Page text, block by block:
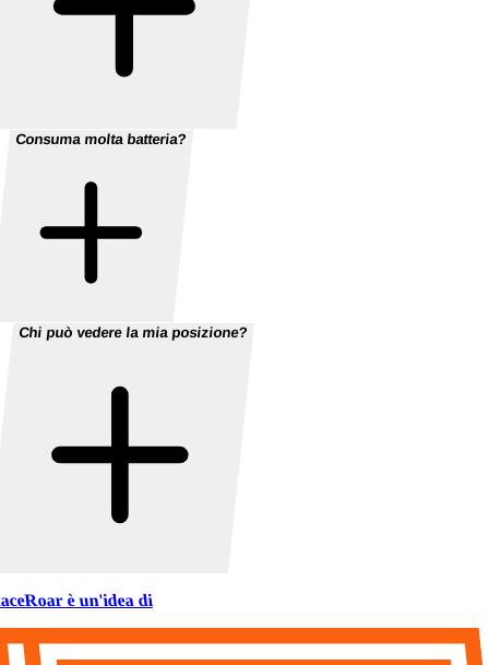
Consuma molta batteria?
Chi può vedere la mia posizione?
è un'idea di